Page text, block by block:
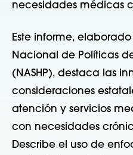
necesidades médicas
Este informe,
Nacional de Políticas
(NASHP), destaca las
consideraciones
atención y servicios
con necesidades
Describe el uso de